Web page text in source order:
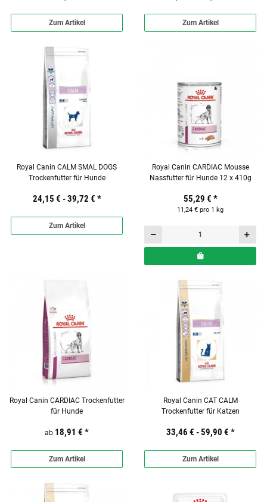
Zum Artikel Zum Artikel
Royal Canin CALM SMAL DOGS
Trockenfutter für Hunde
24,15 € -39,72 € *
Zum Artikel
Royal Canin CARDIAC Mousse
Nassfutter für Hunde 12 x 410g
55,29 € *
11,24 € pro 1 kg
Royal Canin CARDIAC Trockenfutter
für Hunde
ab 18,91 € *
Zum Artikel
Royal Canin CAT CALM
Trockenfutter für Katzen
33,46 € -59,90 € *
Zum Artikel